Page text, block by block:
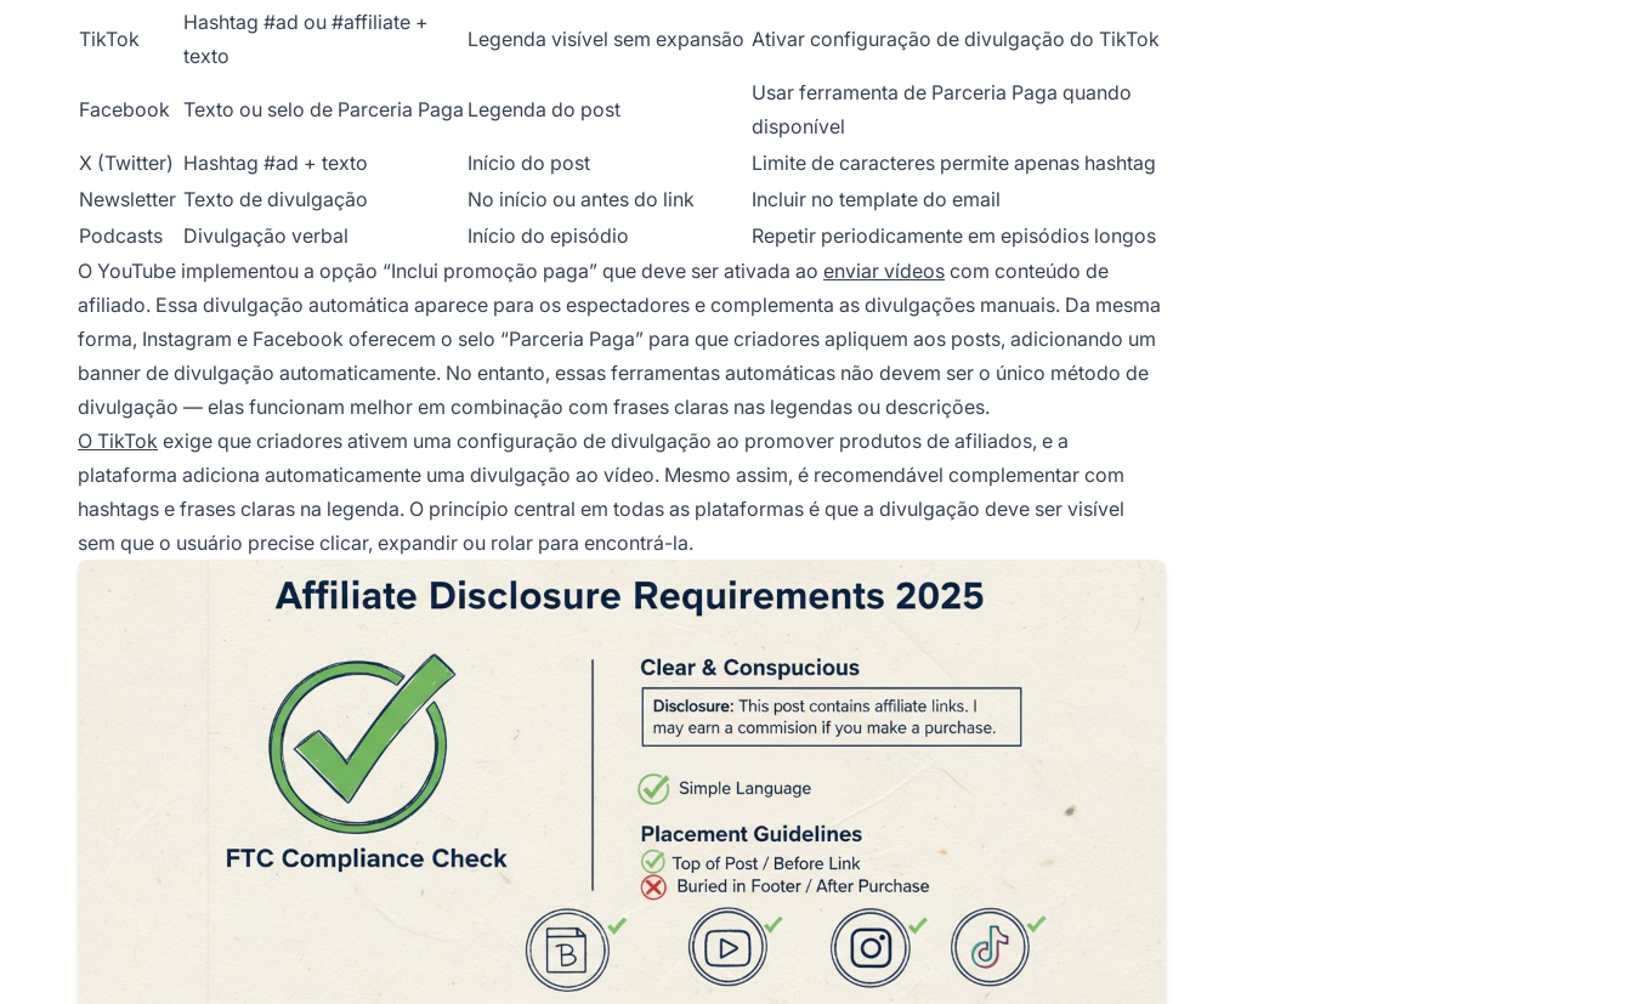
TikTok
Hashtag #ad ou #affiliate +
texto
Legenda visível sem expansão Ativar configuração de divulgação do TikTok
Facebook Texto ou selo de Parceria Paga Legenda do post
Usar ferramenta de Parceria Paga quando
disponível
X (Twitter) Hashtag #ad + texto Início do post
Limite de caracteres permite apenas hashtag
Newsletter Texto de divulgação No início ou antes do link
Incluir no template do email
Podcasts
Divulgação verbal Início do episódio
Repetir periodicamente em episódios longos
O YouTube implementou a opção “Inclui promoção paga” que deve ser ativada ao enviar vídeos com conteúdo de
afiliado. Essa divulgação automática aparece para os espectadores e complementa as divulgações manuais. Da mesma
forma, Instagram e Facebook oferecem o selo “Parceria Paga” para que criadores apliquem aos posts, adicionando um
banner de divulgação automaticamente. No entanto, essas ferramentas automáticas não devem ser o único método de
divulgação — elas funcionam melhor em combinação com frases claras nas legendas ou descrições.
O TikTok exige que criadores ativem uma configuração de divulgação ao promover produtos de afiliados, e a
plataforma adiciona automaticamente uma divulgação ao vídeo. Mesmo assim, é recomendável complementar com
hashtags e frases claras na legenda. O princípio central em todas as plataformas é que a divulgação deve ser visível
sem que o usuário precise clicar, expandir ou rolar para encontrá-la.